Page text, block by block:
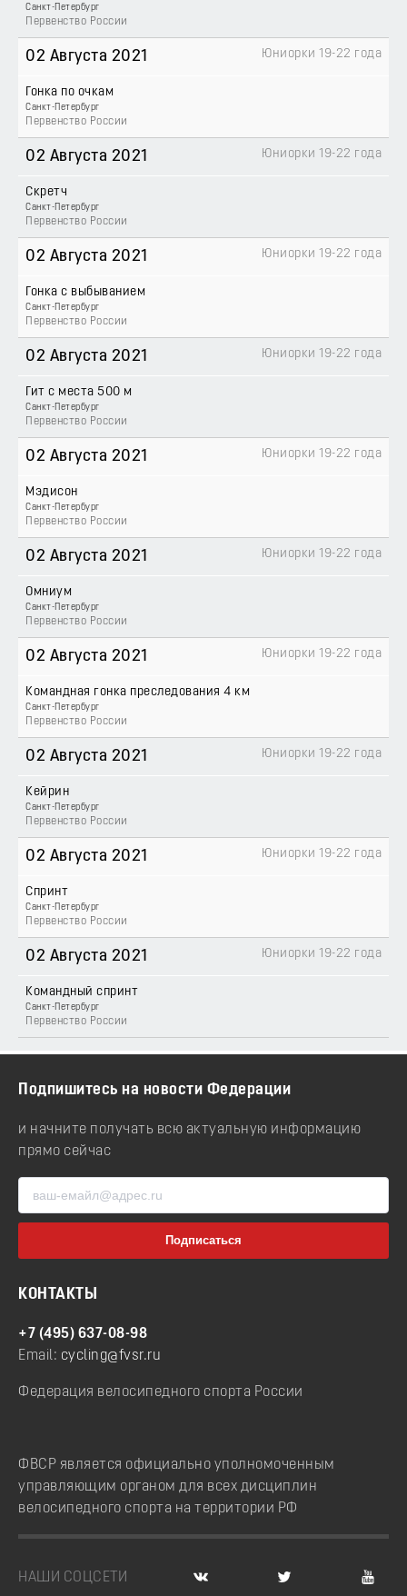
Санкт-Петербург
Первенство России
02 Августа 2021
Гонка по очкам
Санкт-Петербург
Первенство России
Юниорки 19-22 года
02 Августа 2021
Скретч
Санкт-Петербург
Первенство России
Юниорки 19-22 года
02 Августа 2021
Гонка с выбыванием
Санкт-Петербург
Первенство России
Юниорки 19-22 года
02 Августа 2021
Гит с места 500 м
Санкт-Петербург
Первенство России
Юниорки 19-22 года
02 Августа 2021
Мэдисон
Санкт-Петербург
Первенство России
Юниорки 19-22 года
02 Августа 2021
Омниум
Санкт-Петербург
Первенство России
Юниорки 19-22 года
02 Августа 2021
Командная гонка преследования 4 км
Санкт-Петербург
Первенство России
Юниорки 19-22 года
02 Августа 2021
Кейрин
Санкт-Петербург
Первенство России
Юниорки 19-22 года
02 Августа 2021
Спринт
Санкт-Петербург
Первенство России
Юниорки 19-22 года
02 Августа 2021
Командный спринт
Санкт-Петербург
Первенство России
Юниорки 19-22 года
Подпишитесь на новости Федерации
и начните получать всю актуальную информацию
прямо сейчас
КОНТАКТЫ
+7 (495) 637-08-98
Email: cycling@fvsr.ru
Федерация велосипедного спорта России
ФВСР является официально уполномоченным
управляющим органом для всех дисциплин
велосипедного спорта на территории РФ
НАШИ СОЦСЕТИ